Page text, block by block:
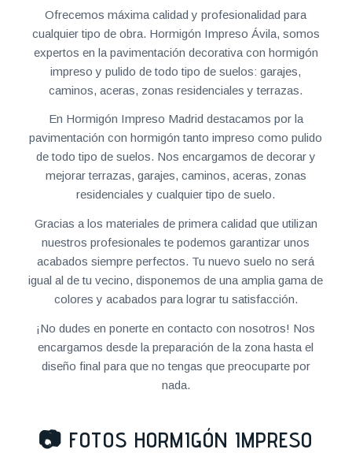
Ofrecemos máxima calidad y profesionalidad para
cualquier tipo de obra. Hormigón Impreso Ávila, somos
expertos en la pavimentación decorativa con hormigón
impreso y pulido de todo tipo de suelos: garajes,
caminos, aceras, zonas residenciales y terrazas.
En Hormigón Impreso Madrid destacamos por la
pavimentación con hormigón tanto impreso como pulido
de todo tipo de suelos. Nos encargamos de decorar y
mejorar terrazas, garajes, caminos, aceras, zonas
residenciales y cualquier tipo de suelo.
Gracias a los materiales de primera calidad que utilizan
nuestros profesionales te podemos garantizar unos
acabados siempre perfectos. Tu nuevo suelo no será
igual al de tu vecino, disponemos de una amplia gama de
colores y acabados para lograr tu satisfacción.
¡No dudes en ponerte en contacto con nosotros! Nos
encargamos desde la preparación de la zona hasta el
diseño final para que no tengas que preocuparte por
nada.
📷 FOTOS HORMIGÓN IMPRESO